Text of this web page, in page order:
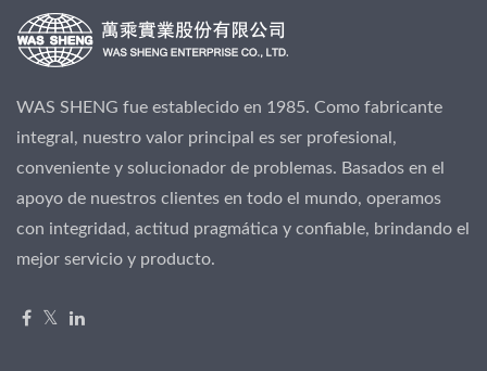
WAS SHENG fue establecido en 1985. Como fabricante
integral, nuestro valor principal es ser profesional,
conveniente y solucionador de problemas. Basados en el
apoyo de nuestros clientes en todo el mundo, operamos
con integridad, actitud pragmática y confiable, brindando el
mejor servicio y producto.